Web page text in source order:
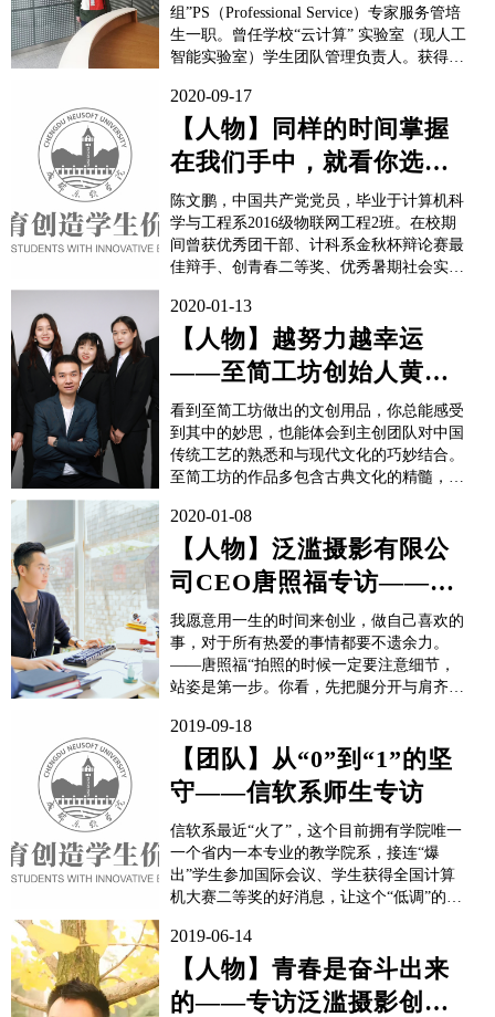
组”PS（Professional Service）专家服务管培
生一职。曾任学校“云计算” 实验室（现人工
智能实验室）学生团队管理负责人。获得过
创业”挑战赛四川省一等奖、“蓝桥杯”软件
创业团队赛省级三等奖、“创青春”四川省大
学生创新创业大赛实践挑战赛铜奖、成都东
软学院“优秀团员”、“优秀学生干部”等荣
誉。曾代表成都东软学院，...
2020-09-17
【人物】同样的时间掌握
在我们手中，就看你选择
怎么使用它们——记绎文
化传播有限...
陈文鹏，中国共产党党员，毕业于计算机科
学与工程系2016级物联网工程2班。在校期
间曾获优秀团干部、计科系金秋杯辩论赛最
佳辩手、创青春二等奖、优秀暑期社会实践
会副主席、摄影协会会长。2018年4月启动
项目开始创业，入驻SOVO大学生创业中
心，在SOVO创业老师和学校各领导老师的
指导帮...
2020-01-13
【人物】越努力越幸运
——至简工坊创始人黄关
洪专访
看到至简工坊做出的文创用品，你总能感受
到其中的妙思，也能体会到主创团队对中国
传统工艺的熟悉和与现代文化的巧妙结合。
至简工坊的作品多包含古典文化的精髓，多
精妙的艺术品或实用工具。作品古朴而有质
感，热爱中国传统文化的人，定然会对这些
文创作品产生好奇。而创设至简工坊的创始
人是谁呢？我们...
2020-01-08
【人物】泛滥摄影有限公
司CEO唐照福专访——脚
踏实地，仰望星空
我愿意用一生的时间来创业，做自己喜欢的
事，对于所有热爱的事情都要不遗余力。
——唐照福“拍照的时候一定要注意细节，
站姿是第一步。你看，先把腿分开与肩齐
少人体抖动带来的影响……”唐照福培训新
成员的时候总是行动迅速，语句干练，成员
必须要全神贯注才能吸收到尽可能多的知识
点。尽管如此，成员们都很佩服他的工作...
2019-09-18
【团队】从“0”到“1”的坚
守——信软系师生专访
信软系最近“火了”，这个目前拥有学院唯一
一个省内一本专业的教学院系，接连“爆
出”学生参加国际会议、学生获得全国计算
机大赛二等奖的好消息，让这个“低调”的院
人”，这不，新闻社的记者们看到这阵仗立
马坐不住了，立马前往信软系向获得成绩的
师生们取经。到底是怎么样的教学，能培养
出这样优秀的学子，又是怎样的院系，能锻
2019-06-14
【人物】青春是奋斗出来
的——专访泛滥摄影创始